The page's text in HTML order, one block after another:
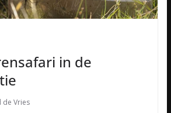
in de
de Vries